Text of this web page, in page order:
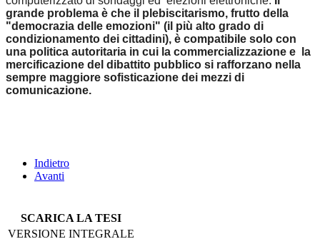
grande problema è che il plebiscitarismo, frutto della
"democrazia delle emozioni" (il più alto grado di
condizionamento dei cittadini), è compatibile solo con
una politica autoritaria in cui la commercializzazione e la
mercificazione del dibattito pubblico si rafforzano nella
sempre maggiore sofisticazione dei mezzi di
comunicazione.
Indietro
Avanti
SCARICA LA TESI
VERSIONE INTEGRALE